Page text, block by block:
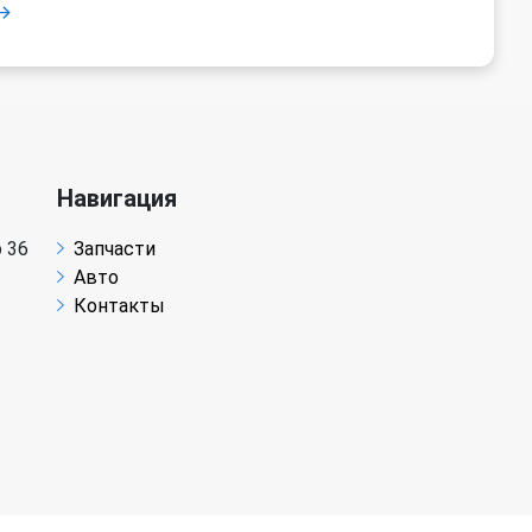
36
Навигация
Запчасти
Авто
Контакты